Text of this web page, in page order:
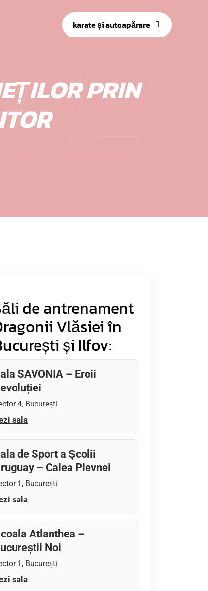
karate și autoapărare
PRIN
de antrenament
Vlăsiei în
și Ilfov:
SAVONIA – Eroii
4, București
sala
de Sport a Școlii
– Calea Plevnei
1, București
sala
Atlanthea –
Noi
1, București
sala